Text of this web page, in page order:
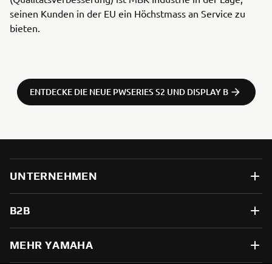
seinen Kunden in der EU ein Höchstmass an Service zu
bieten.
ENTDECKE DIE NEUE PWSERIES S2 UND DISPLAY B
UNTERNEHMEN
B2B
MEHR YAMAHA